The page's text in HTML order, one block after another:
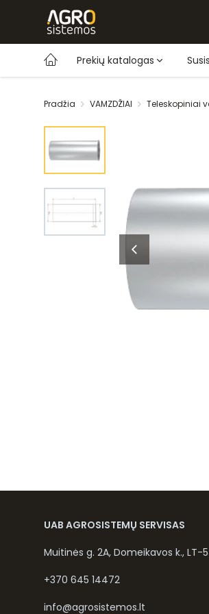
Prekių katalogas
Pradžia VAMZDŽIAI Teleskopiniai
UAB AGROSISTEMŲ SERVISAS
Muitinės g. 2A, Domeikavos k., LT-
+370 645 14472
info@agrosistemos.lt